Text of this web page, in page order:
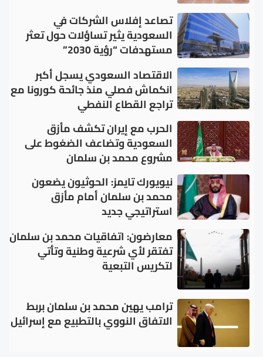
تصاعد إفلاس الشركات في
السعودية يثير تساؤلات حول تعثر
مستهدفات “رؤية 2030”
الاقتصاد السعودي يسجل أكبر
انكماش فصلي منذ جائحة كورونا مع
تراجع القطاع النفطي
الحرب مع إيران تكشف مأزق
السعودية وتضاعف الضغوط على
مشروع محمد بن سلمان
نيويورك تايمز: الحوثيون يضعون
محمد بن سلمان أمام مأزق
استراتيجي جديد
معارضون: اتفاقيات محمد بن سلمان
تفتقر لأي شرعية وطنية وتأتي
لتكريس التبعية
ترامب يهين محمد بن سلمان بربط
الاتفاق النووي بالتطبيع مع إسرائيل